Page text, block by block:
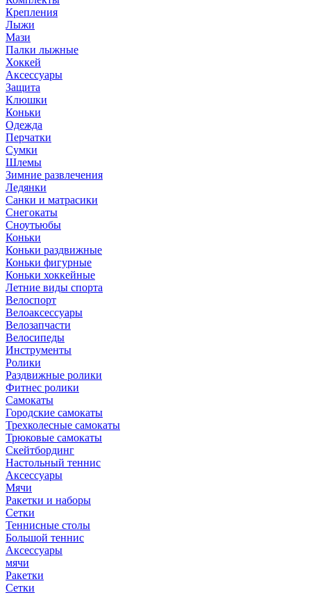
Крепления
Лыжи
Мази
Палки лыжные
Хоккей
Аксессуары
Защита
Клюшки
Коньки
Одежда
Перчатки
Сумки
Шлемы
Зимние развлечения
Ледянки
Санки и матрасики
Снегокаты
Сноутьюбы
Коньки
Коньки раздвижные
Коньки фигурные
Коньки хоккейные
Летние виды спорта
Велоспорт
Велоаксессуары
Велозапчасти
Велосипеды
Инструменты
Ролики
Раздвижные ролики
Фитнес ролики
Самокаты
Городские самокаты
Трехколесные самокаты
Трюковые самокаты
Скейтбординг
Настольный теннис
Аксессуары
Мячи
Ракетки и наборы
Сетки
Теннисные столы
Большой теннис
Аксессуары
мячи
Ракетки
Сетки